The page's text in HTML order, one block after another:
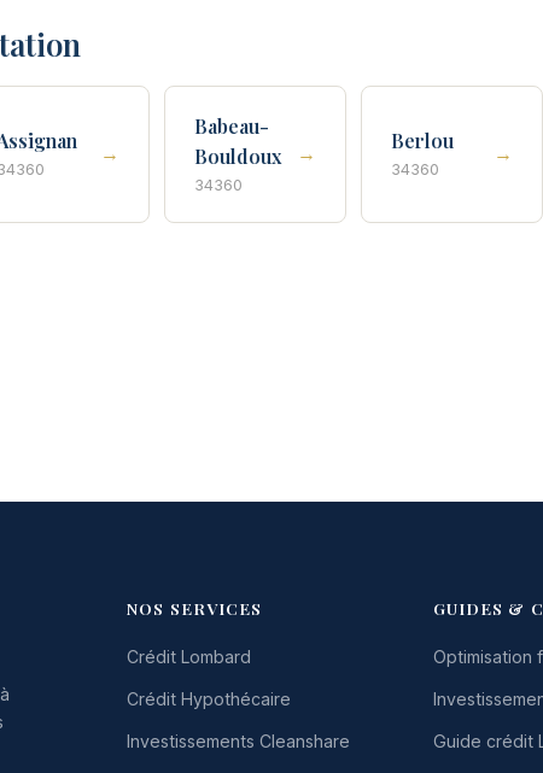
→
Babeau-
Bouldoux
34360
→
Berlou
34360
→
NOS SERVICES
Crédit Lombard
Crédit Hypothécaire
Investissements Cleanshare
GUIDES &
Optimisation
Guide crédit